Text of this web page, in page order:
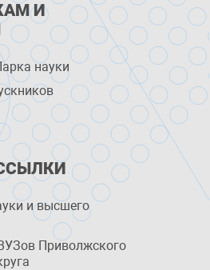
И
науки
и высшего
Приволжского